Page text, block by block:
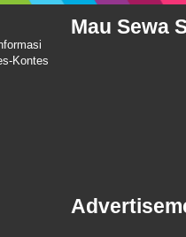
Kontes
Mau Sewa